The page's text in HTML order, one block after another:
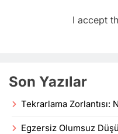
I accept
Son Yazılar
Tekrarlama Zorlantısı:
Egzersiz Olumsuz